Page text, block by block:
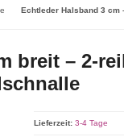
Echtleder Halsband 3 cm
breit – 2-
Lieferzeit: 3-4 Tage